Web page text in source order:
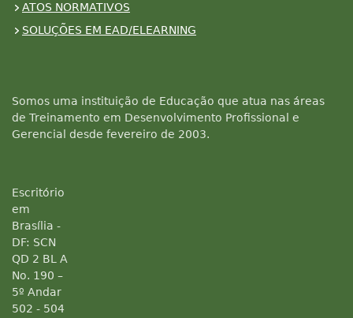
ATOS NORMATIVOS
SOLUÇÕES EM EAD/ELEARNING
Somos uma instituição de Educação que atua nas áreas
de Treinamento em Desenvolvimento Profissional e
Gerencial desde fevereiro de 2003.
Escritório
em
Brasília -
DF: SCN
QD 2 BL A
No. 190 –
5º Andar
502 - 504